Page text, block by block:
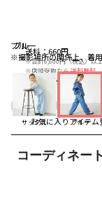
ブルー
※撮影場所の関係上、着
ブルー
ブルー
サックス ブルー
コーディネート
送料：660円
※合計6,600円（税込）以
※店頭受取なら送料無料
配送 ： 通常、ご注文
5.0（3）レ
お気に入りアイテム